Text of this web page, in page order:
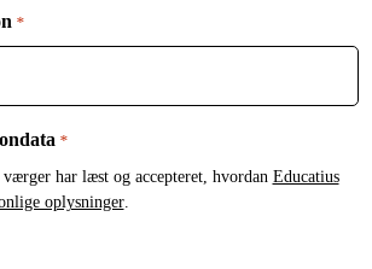
*
*
har læst og accepteret, hvordan Educatius
oplysninger.